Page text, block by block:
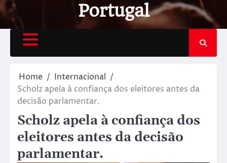
Portugal
Home
Internacional
Scholz apela à confiança dos eleitores antes da
decisão parlamentar.
Scholz apela à confiança dos
eleitores antes da decisão
parlamentar.